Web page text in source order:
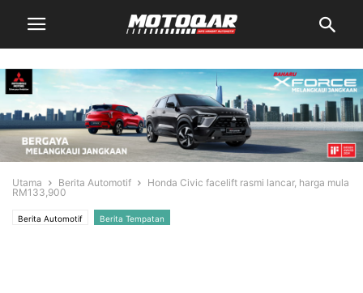
Utama Berita Automotif
Honda Civic facelift rasmi lancar, harga mula
RM133,900
Berita Automotif Berita Tempatan